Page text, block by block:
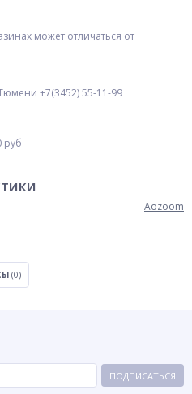
может отличаться от
+7(3452) 55-11-99
руб
Aozoom
(0)
ПОДПИСАТЬСЯ